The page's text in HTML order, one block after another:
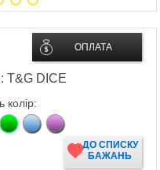
ОПЛАТА
DICE
колір:
ДО СПИСКУ
БАЖАНЬ